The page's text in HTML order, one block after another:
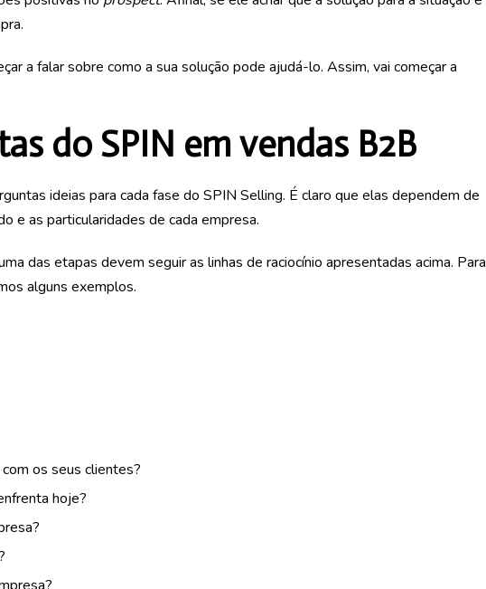
a falar sobre como a sua solução pode ajudá-lo. Assim, vai começar a
do SPIN em vendas B2B
ideias para cada fase do SPIN Selling. É claro que elas dependem de
e as particularidades de cada empresa.
das etapas devem seguir as linhas de raciocínio apresentadas acima. Para
alguns exemplos.
os seus clientes?
hoje?